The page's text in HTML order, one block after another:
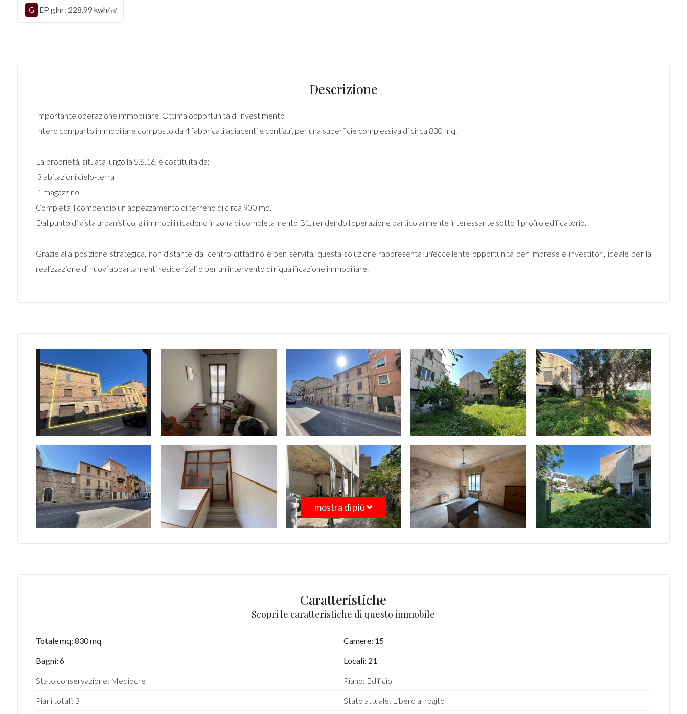
G
EP glnr: 228.99 kwh/㎡
Descrizione
Importante operazione immobiliare  Ottima opportunità di investimento
Intero comparto immobiliare composto da 4 fabbricati adiacenti e contigui, per una superficie complessiva di circa 830 mq.
La proprietà, situata lungo la S.S.16, è costituita da:
 3 abitazioni cielo-terra
 1 magazzino
Completa il compendio un appezzamento di terreno di circa 900 mq.
Dal punto di vista urbanistico, gli immobili ricadono in zona di completamento B1, rendendo l'operazione particolarmente interessante sotto il profilo edificatorio.
Grazie alla posizione strategica, non distante dal centro cittadino e ben servita, questa soluzione rappresenta un'eccellente opportunità per imprese e investitori, ideale per la
realizzazione di nuovi appartamenti residenziali o per un intervento di riqualificazione immobiliare.
mostra di più
Caratteristiche
Scopri le caratteristiche di questo immobile
Totale mq: 830 mq Camere: 15
Bagni: 6 Locali: 21
Stato conservazione: Mediocre Piano: Edificio
Piani totali: 3 Stato attuale: Libero al rogito